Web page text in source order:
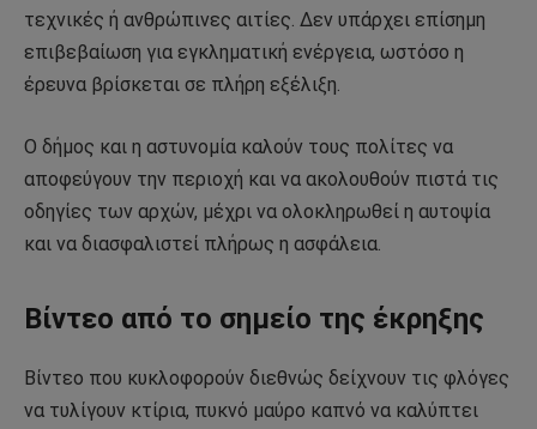
τεχνικές ή ανθρώπινες αιτίες. Δεν υπάρχει επίσημη
επιβεβαίωση για εγκληματική ενέργεια, ωστόσο η
έρευνα βρίσκεται σε πλήρη εξέλιξη.
Ο δήμος και η αστυνομία καλούν τους πολίτες να
αποφεύγουν την περιοχή και να ακολουθούν πιστά τις
οδηγίες των αρχών, μέχρι να ολοκληρωθεί η αυτοψία
και να διασφαλιστεί πλήρως η ασφάλεια.
Βίντεο από το σημείο της έκρηξης
Βίντεο που κυκλοφορούν διεθνώς δείχνουν τις φλόγες
να τυλίγουν κτίρια, πυκνό μαύρο καπνό να καλύπτει